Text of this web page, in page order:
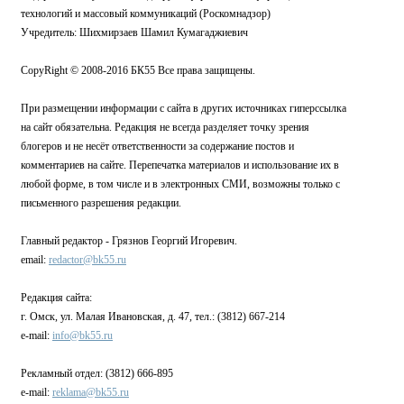
технологий и массовый коммуникаций (Роскомнадзор)
Учредитель: Шихмирзаев Шамил Кумагаджиевич
CopyRight © 2008-2016 БК55 Все права защищены.
При размещении информации с сайта в других источниках гиперссылка
на сайт обязательна. Редакция не всегда разделяет точку зрения
блогеров и не несёт ответственности за содержание постов и
комментариев на сайте. Перепечатка материалов и использование их в
любой форме, в том числе и в электронных СМИ, возможны только с
письменного разрешения редакции.
Главный редактор - Грязнов Георгий Игоревич.
email: redactor@bk55.ru
Редакция сайта:
г. Омск, ул. Малая Ивановская, д. 47, тел.: (3812) 667-214
e-mail: info@bk55.ru
Рекламный отдел: (3812) 666-895
e-mail: reklama@bk55.ru